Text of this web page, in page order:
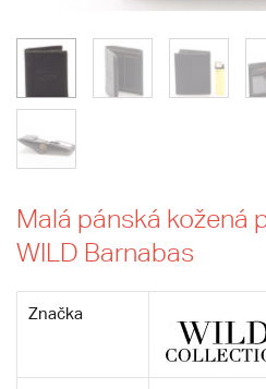
Malá pánská kožená
WILD Barnabas
Značka